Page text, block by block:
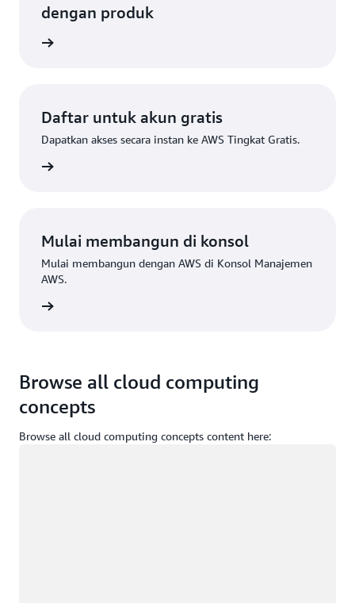
dengan produk
Daftar untuk akun gratis
Dapatkan akses secara instan ke AWS Tingkat Gratis.
Mulai membangun di konsol
Mulai membangun dengan AWS di Konsol Manajemen
AWS.
Browse all cloud computing
concepts
Browse all cloud computing concepts content here: